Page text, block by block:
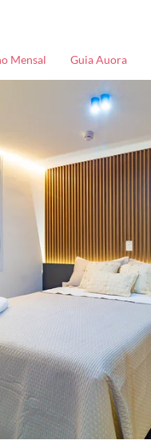
Mensal Guia Auora
Kids - Entretenimento
Restaurantes